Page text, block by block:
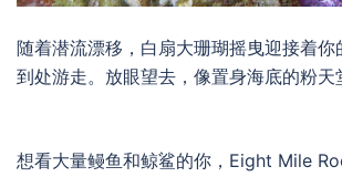
随着潜流漂移，白扇大珊瑚摇曳迎接着
到处游走。放眼望去，像置身海底的粉天
想看大量鳗鱼和鲸鲨的你，Eight Mile